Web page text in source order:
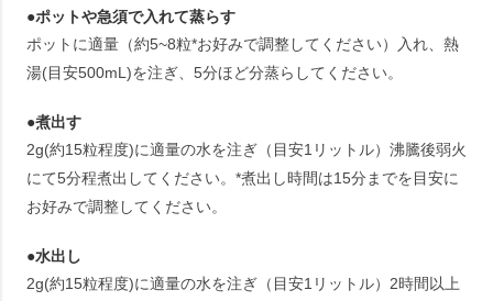
●ポットや急須で入れて蒸らす
ポットに適量（約5~8粒*お好みで調整してください）入れ、熱
湯(目安500mL)を注ぎ、5分ほど分蒸らしてください。
●煮出す
2g(約15粒程度)に適量の水を注ぎ（目安1リットル）沸騰後弱火
にて5分程煮出してください。*煮出し時間は15分までを目安に
お好みで調整してください。
●水出し
2g(約15粒程度)に適量の水を注ぎ（目安1リットル）2時間以上